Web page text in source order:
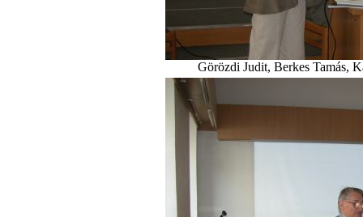
Görözdi Judit, Berkes Tamás,